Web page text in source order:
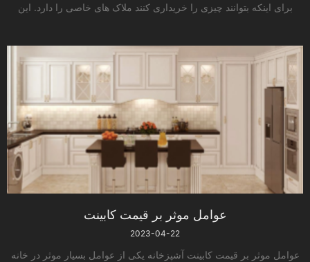
برای اینکه بتوانند چیزی را خریداری کنند ملاک ­های خاصی را دارد. این
عوامل موثر بر قیمت کابینت
2023-04-22
عوامل موثر بر قیمت کابینت آشپزخانه یکی از عوامل بسیار موثر در خانه